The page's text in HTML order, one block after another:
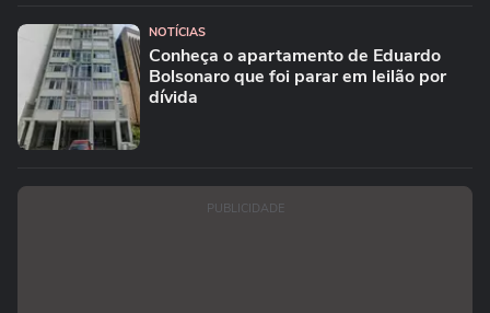
NOTÍCIAS
Conheça o apartamento de Eduardo
Bolsonaro que foi parar em leilão por
dívida
PUBLICIDADE